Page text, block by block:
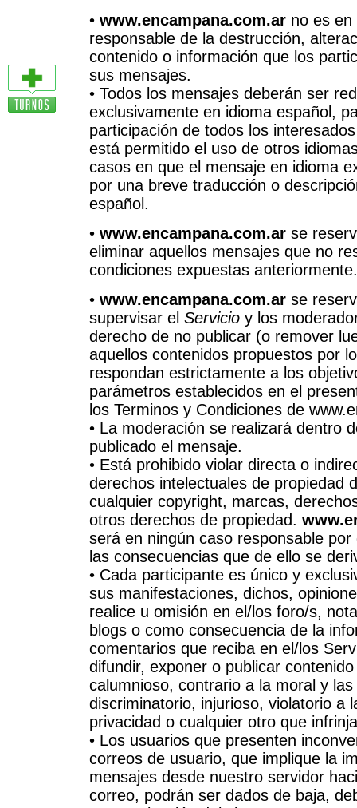
• www.encampana.com.ar no es en
responsable de la destrucción,
contenido o información que los
sus mensajes.
• Todos los mensajes deberán ser
exclusivamente en idioma español,
participación de todos los
está permitido el uso de otros
casos en que el mensaje en idioma
por una breve traducción o
español.
• www.encampana.com.ar se
eliminar aquellos mensajes que no
condiciones expuestas anteriormente.
• www.encampana.com.ar se
supervisar el Servicio y los
derecho de no publicar (o remover
aquellos contenidos propuestos por
respondan estrictamente a los
parámetros establecidos en el
los Terminos y Condiciones de
• La moderación se realizará dentro
publicado el mensaje.
• Está prohibido violar directa o
derechos intelectuales de propiedad
cualquier copyright, marcas,
otros derechos de propiedad.
será en ningún caso responsable por
las consecuencias que de ello se
• Cada participante es único y
sus manifestaciones, dichos,
realice u omisión en el/los foro/s,
blogs o como consecuencia de la
comentarios que reciba en el/los
difundir, exponer o publicar
calumnioso, contrario a la moral y
discriminatorio, injurioso, violatorio a
privacidad o cualquier otro que
• Los usuarios que presenten
correos de usuario, que implique la
mensajes desde nuestro servidor
correo, podrán ser dados de baja,